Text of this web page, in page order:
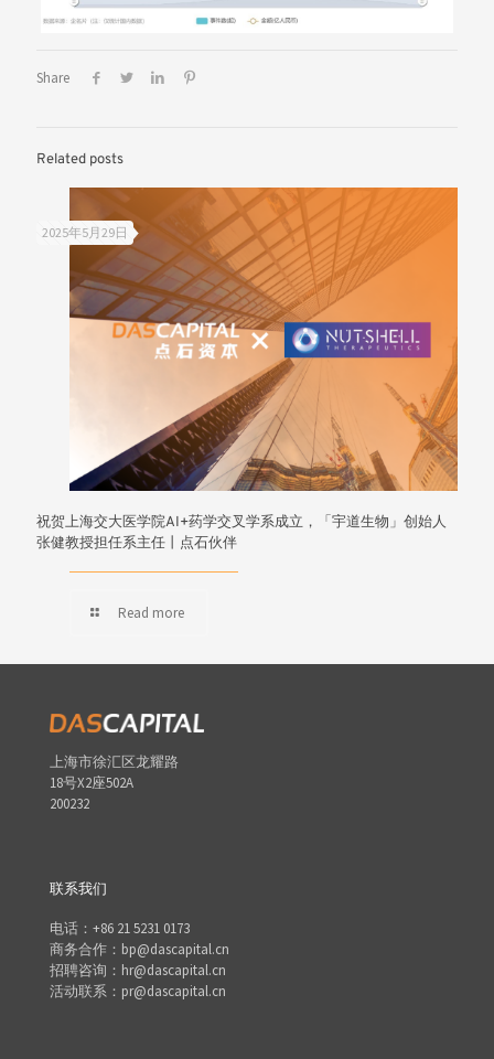
Share
Related posts
2025年5月29日
祝贺上海交大医学院AI+药学交叉学系成立，「宇道生物」创始人
张健教授担任系主任丨点石伙伴
Read more
上海市徐汇区龙耀路
18号X2座502A
200232
联系我们
电话：+86 21 5231 0173
商务合作：bp@dascapital.cn
招聘咨询：hr@dascapital.cn
活动联系：pr@dascapital.cn